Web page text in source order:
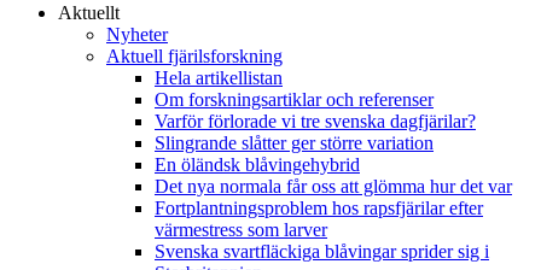
Aktuellt
Nyheter
Aktuell fjärilsforskning
Hela artikellistan
Om forskningsartiklar och referenser
Varför förlorade vi tre svenska dagfjärilar?
Slingrande slåtter ger större variation
En öländsk blåvingehybrid
Det nya normala får oss att glömma hur det var
Fortplantningsproblem hos rapsfjärilar efter
värmestress som larver
Svenska svartfläckiga blåvingar sprider sig i